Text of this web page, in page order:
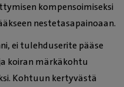
kompensoimiseksi
nestetasapainoaan.
ei tulehduserite pääse
koiran märkäkohtu
Kohtuun kertyvästä